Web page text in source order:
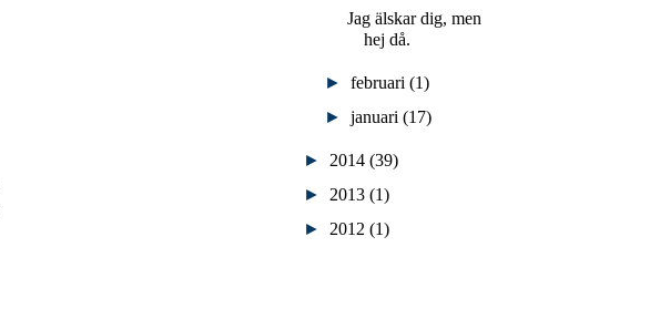
Jag älskar dig, men
hej då.
►februari(1)
►januari(17)
► 2014 (39)
► 2013 (1)
► 2012 (1)